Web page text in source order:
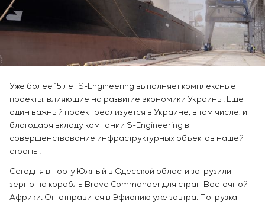
Индивидуальная разработка и испытания
щитового оборудования
Разработка математических моделей объектов
Разработка специальных алгоритмов
Энергоаудит
Уже более 15 лет S-Engineering выполняет комплексные
проекты, влияющие на развитие экономики Украины. Еще
один важный проект реализуется в Украине, в том числе, и
благодаря вкладу компании S-Engineering в
совершенствование инфраструктурных объектов нашей
страны.
Сегодня в порту Южный в Одесской области загрузили
зерно на корабль Brave Commander для стран Восточной
Африки. Он отправится в Эфиопию уже завтра. Погрузка